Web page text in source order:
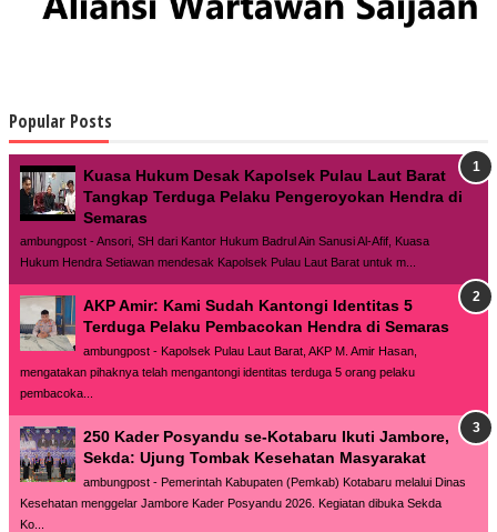
Popular Posts
Kuasa Hukum Desak Kapolsek Pulau Laut Barat
Tangkap Terduga Pelaku Pengeroyokan Hendra di
Semaras
ambungpost - Ansori, SH dari Kantor Hukum Badrul Ain Sanusi Al-Afif, Kuasa
Hukum Hendra Setiawan mendesak Kapolsek Pulau Laut Barat untuk m...
AKP Amir: Kami Sudah Kantongi Identitas 5
Terduga Pelaku Pembacokan Hendra di Semaras
ambungpost - Kapolsek Pulau Laut Barat, AKP M. Amir Hasan,
mengatakan pihaknya telah mengantongi identitas terduga 5 orang pelaku
pembacoka...
250 Kader Posyandu se-Kotabaru Ikuti Jambore,
Sekda: Ujung Tombak Kesehatan Masyarakat
ambungpost - Pemerintah Kabupaten (Pemkab) Kotabaru melalui Dinas
Kesehatan menggelar Jambore Kader Posyandu 2026. Kegiatan dibuka Sekda
Ko...